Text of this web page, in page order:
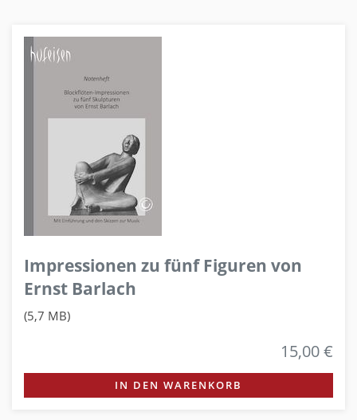
Impressionen zu fünf Figuren von
Ernst Barlach
(5,7 MB)
15,00 €
IN DEN WARENKORB